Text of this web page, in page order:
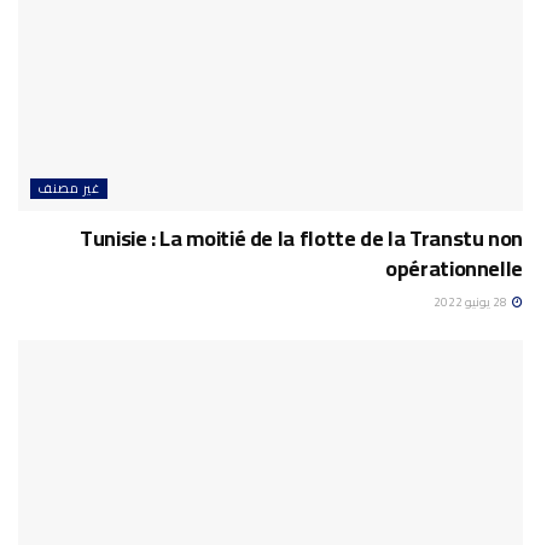
غير مصنف
Tunisie : La moitié de la flotte de la Transtu non
opérationnelle